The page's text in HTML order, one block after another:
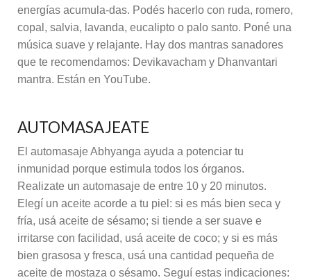
energías acumula-das. Podés hacerlo con ruda, romero,
copal, salvia, lavanda, eucalipto o palo santo. Poné una
música suave y relajante. Hay dos mantras sanadores
que te recomendamos: Devikavacham y Dhanvantari
mantra. Están en YouTube.
AUTOMASAJEATE
El automasaje Abhyanga ayuda a potenciar tu
inmunidad porque estimula todos los órganos.
Realizate un automasaje de entre 10 y 20 minutos.
Elegí un aceite acorde a tu piel: si es más bien seca y
fría, usá aceite de sésamo; si tiende a ser suave e
irritarse con facilidad, usá aceite de coco; y si es más
bien grasosa y fresca, usá una cantidad pequeña de
aceite de mostaza o sésamo. Seguí estas indicaciones: